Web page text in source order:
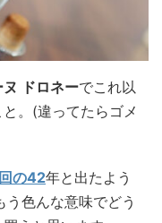
ヌ ドロネーでこれ以
。(違ってたらゴメ
の42年と出たよう
色んな意味でどう